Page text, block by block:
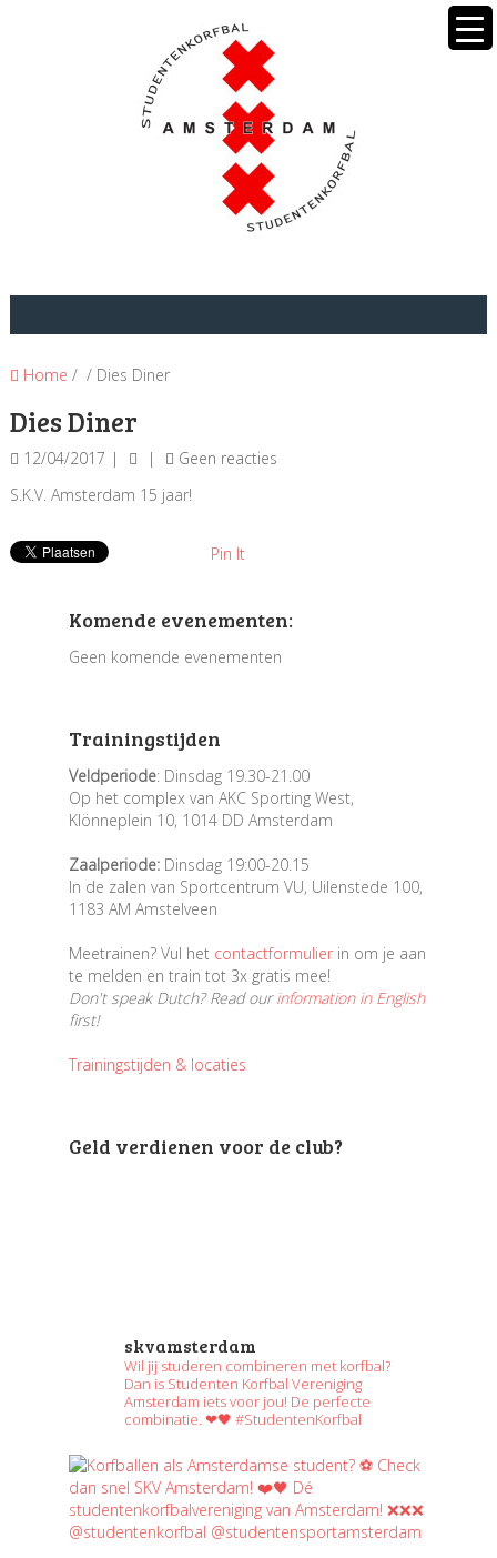
Home / / Dies Diner
Dies Diner
12/04/2017
Geen reacties
S.K.V. Amsterdam 15 jaar!
Pin It
Komende evenementen:
Geen komende evenementen
Trainingstijden
Veldperiode: Dinsdag 19.30-21.00
Op het complex van AKC Sporting West,
Klönneplein 10, 1014 DD Amsterdam
Zaalperiode:Dinsdag 19:00-20.15
In de zalen van Sportcentrum VU, Uilenstede 100,
1183 AM Amstelveen
Meetrainen? Vul het contactformulierin om je aan
te melden en train tot 3x gratis mee!
Don't speak Dutch? Read ourinformation in English
first!
Trainingstijden & locaties
Geld verdienen voor de club?
skvamsterdam
Wil jij studeren combineren met korfbal?
Dan is Studenten Korfbal Vereniging
Amsterdam iets voor jou! De perfecte
combinatie. ❤🖤 #StudentenKorfbal